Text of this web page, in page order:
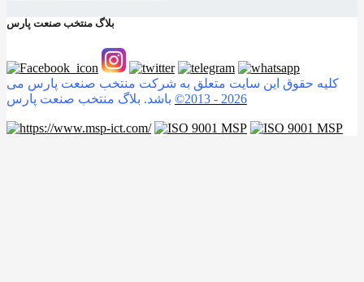
بلاگ منتخب صنعت پارس
کلیه حقوق این سایت متعلق به شرکت منتخب صنعت پارس می
©2013 - 2026